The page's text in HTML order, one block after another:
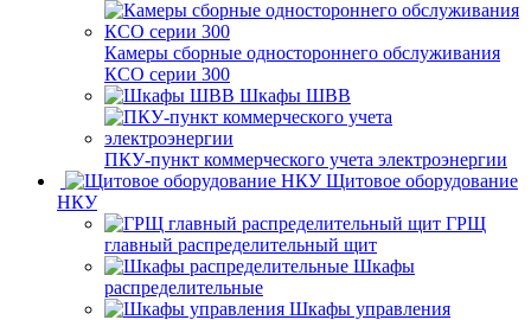
Камеры сборные одностороннего обслуживания
КСО серии 300
Шкафы ШВВ
ПКУ-пункт коммерческого учета электроэнергии
Щитовое оборудование
НКУ
ГРЩ
главный распределительный щит
Шкафы
распределительные
Шкафы управления